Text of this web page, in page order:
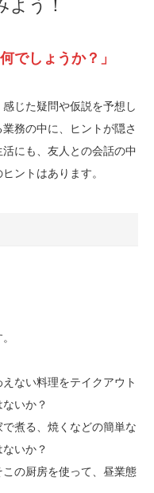
よう！
でしょうか？」
じた疑問や仮説を予想し
務の中に、ヒントが隠さ
にも、友人との会話の中
ントはあります。
ない料理をテイクアウト
いか？
煮る、焼くなどの簡単な
いか？
の厨房を使って、昼業態